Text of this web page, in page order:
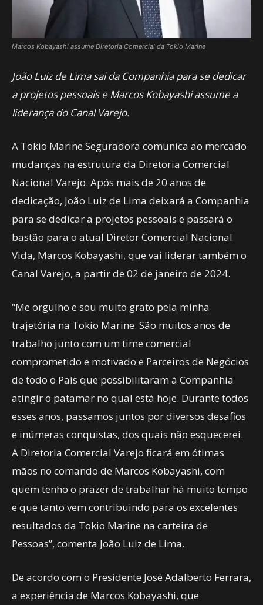
Marcos Kobayashi assume Diretoria Comercial da Tokio Marine
João Luiz de Lima sai da Companhia para se dedicar
a projetos pessoais e Marcos Kobayashi assume a
liderança do Canal Varejo.
A Tokio Marine Seguradora comunica ao mercado
mudanças na estrutura da Diretoria Comercial
Nacional Varejo. Após mais de 20 anos de
dedicação, João Luiz de Lima deixará a Companhia
para se dedicar a projetos pessoais e passará o
bastão para o atual Diretor Comercial Nacional
Vida, Marcos Kobayashi, que vai liderar também o
Canal Varejo, a partir de 02 de janeiro de 2024.
“Me orgulho e sou muito grato pela minha
trajetória na Tokio Marine. São muitos anos de
trabalho junto com um time comercial
comprometido e motivado e Parceiros de Negócios
de todo o País que possibilitaram à Companhia
atingir o patamar no qual está hoje. Durante todos
esses anos, passamos juntos por diversos desafios
e inúmeras conquistas, dos quais não esquecerei.
A Diretoria Comercial Varejo ficará em ótimas
mãos no comando de Marcos Kobayashi, com
quem tenho o prazer de trabalhar há muito tempo
e que tanto vem contribuindo para os excelentes
resultados da Tokio Marine na carteira de
Pessoas”, comenta João Luiz de Lima.
De acordo com o Presidente José Adalberto Ferrara,
a experiência de Marcos Kobayashi, que